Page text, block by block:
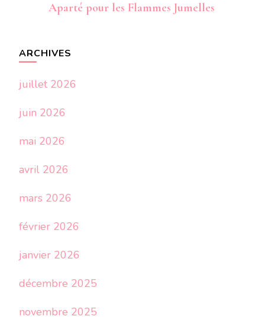
Aparté pour les Flammes Jumelles
ARCHIVES
juillet 2026
juin 2026
mai 2026
avril 2026
mars 2026
février 2026
janvier 2026
décembre 2025
novembre 2025